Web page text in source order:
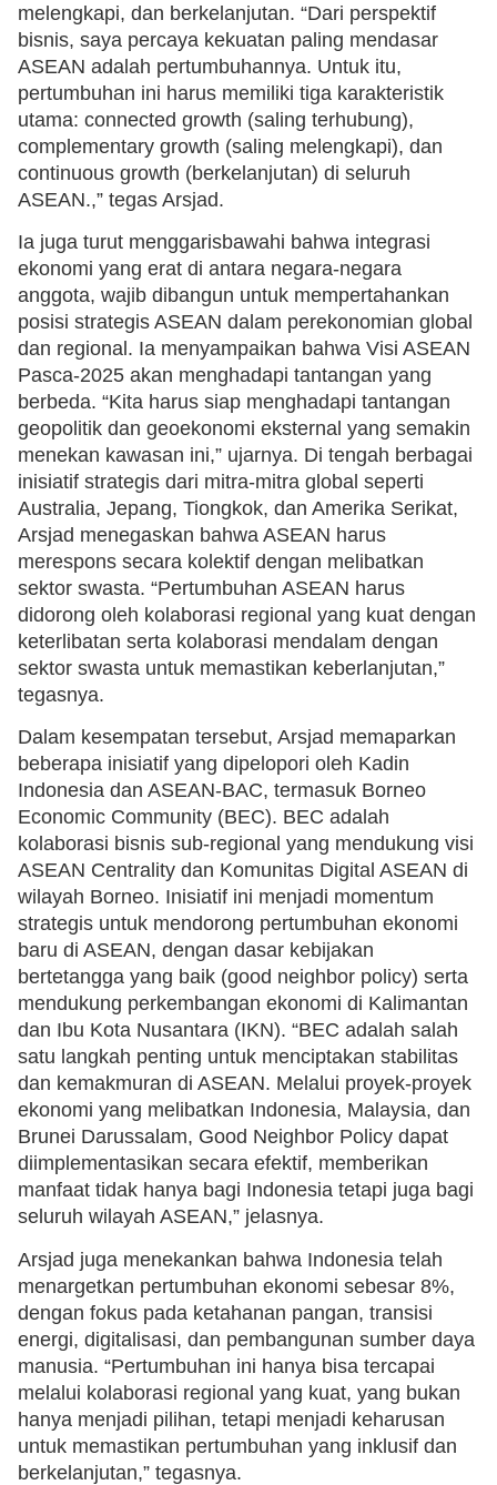
melengkapi, dan berkelanjutan. “Dari perspektif
bisnis, saya percaya kekuatan paling mendasar
ASEAN adalah pertumbuhannya. Untuk itu,
pertumbuhan ini harus memiliki tiga karakteristik
utama: connected growth (saling terhubung),
complementary growth (saling melengkapi), dan
continuous growth (berkelanjutan) di seluruh
ASEAN.,” tegas Arsjad.
Ia juga turut menggarisbawahi bahwa integrasi
ekonomi yang erat di antara negara-negara
anggota, wajib dibangun untuk mempertahankan
posisi strategis ASEAN dalam perekonomian global
dan regional. Ia menyampaikan bahwa Visi ASEAN
Pasca-2025 akan menghadapi tantangan yang
berbeda. “Kita harus siap menghadapi tantangan
geopolitik dan geoekonomi eksternal yang semakin
menekan kawasan ini,” ujarnya. Di tengah berbagai
inisiatif strategis dari mitra-mitra global seperti
Australia, Jepang, Tiongkok, dan Amerika Serikat,
Arsjad menegaskan bahwa ASEAN harus
merespons secara kolektif dengan melibatkan
sektor swasta. “Pertumbuhan ASEAN harus
didorong oleh kolaborasi regional yang kuat dengan
keterlibatan serta kolaborasi mendalam dengan
sektor swasta untuk memastikan keberlanjutan,”
tegasnya.
Dalam kesempatan tersebut, Arsjad memaparkan
beberapa inisiatif yang dipelopori oleh Kadin
Indonesia dan ASEAN-BAC, termasuk Borneo
Economic Community (BEC). BEC adalah
kolaborasi bisnis sub-regional yang mendukung visi
ASEAN Centrality dan Komunitas Digital ASEAN di
wilayah Borneo. Inisiatif ini menjadi momentum
strategis untuk mendorong pertumbuhan ekonomi
baru di ASEAN, dengan dasar kebijakan
bertetangga yang baik (good neighbor policy) serta
mendukung perkembangan ekonomi di Kalimantan
dan Ibu Kota Nusantara (IKN). “BEC adalah salah
satu langkah penting untuk menciptakan stabilitas
dan kemakmuran di ASEAN. Melalui proyek-proyek
ekonomi yang melibatkan Indonesia, Malaysia, dan
Brunei Darussalam, Good Neighbor Policy dapat
diimplementasikan secara efektif, memberikan
manfaat tidak hanya bagi Indonesia tetapi juga bagi
seluruh wilayah ASEAN,” jelasnya.
Arsjad juga menekankan bahwa Indonesia telah
menargetkan pertumbuhan ekonomi sebesar 8%,
dengan fokus pada ketahanan pangan, transisi
energi, digitalisasi, dan pembangunan sumber daya
manusia. “Pertumbuhan ini hanya bisa tercapai
melalui kolaborasi regional yang kuat, yang bukan
hanya menjadi pilihan, tetapi menjadi keharusan
untuk memastikan pertumbuhan yang inklusif dan
berkelanjutan,” tegasnya.